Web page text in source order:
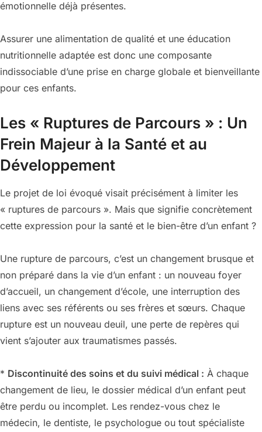
émotionnelle déjà présentes.
Assurer une alimentation de qualité et une éducation
nutritionnelle adaptée est donc une composante
indissociable d’une prise en charge globale et bienveillante
pour ces enfants.
Les « Ruptures de Parcours » : Un
Frein Majeur à la Santé et au
Développement
Le projet de loi évoqué visait précisément à limiter les
« ruptures de parcours ». Mais que signifie concrètement
cette expression pour la santé et le bien-être d’un enfant ?
Une rupture de parcours, c’est un changement brusque et
non préparé dans la vie d’un enfant : un nouveau foyer
d’accueil, un changement d’école, une interruption des
liens avec ses référents ou ses frères et sœurs. Chaque
rupture est un nouveau deuil, une perte de repères qui
vient s’ajouter aux traumatismes passés.
* Discontinuité des soins et du suivi médical : À chaque
changement de lieu, le dossier médical d’un enfant peut
être perdu ou incomplet. Les rendez-vous chez le
médecin, le dentiste, le psychologue ou tout spécialiste